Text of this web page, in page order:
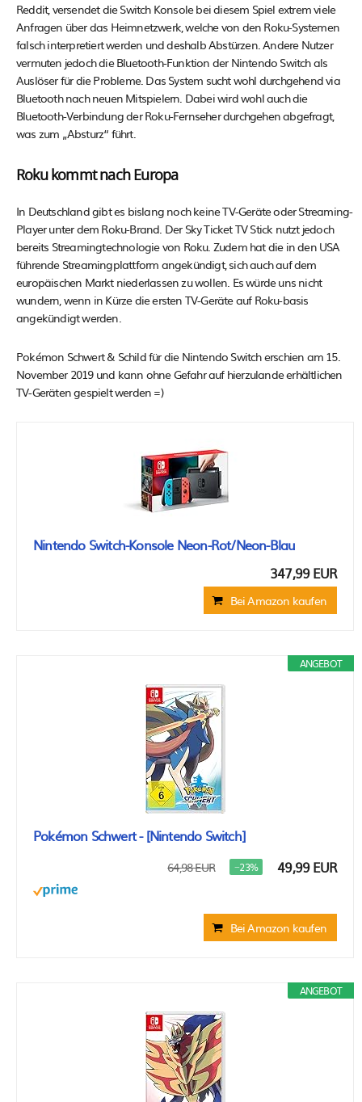
Reddit, versendet die Switch Konsole bei diesem Spiel extrem viele
Anfragen über das Heimnetzwerk, welche von den Roku-Systemen
falsch interpretiert werden und deshalb Abstürzen. Andere Nutzer
vermuten jedoch die Bluetooth-Funktion der Nintendo Switch als
Auslöser für die Probleme. Das System sucht wohl durchgehend via
Bluetooth nach neuen Mitspielern. Dabei wird wohl auch die
Bluetooth-Verbindung der Roku-Fernseher durchgehen abgefragt,
was zum „Absturz“ führt.
Roku kommt nach Europa
In Deutschland gibt es bislang noch keine TV-Geräte oder Streaming-
Player unter dem Roku-Brand. Der Sky Ticket TV Stick nutzt jedoch
bereits Streamingtechnologie von Roku. Zudem hat die in den USA
führende Streamingplattform angekündigt, sich auch auf dem
europäischen Markt niederlassen zu wollen. Es würde uns nicht
wundern, wenn in Kürze die ersten TV-Geräte auf Roku-basis
angekündigt werden.
Pokémon Schwert & Schild für die Nintendo Switch erschien am 15.
November 2019 und kann ohne Gefahr auf hierzulande erhältlichen
TV-Geräten gespielt werden =)
Nintendo Switch-Konsole Neon-Rot/Neon-Blau
347,99 EUR
Bei Amazon kaufen
ANGEBOT
Pokémon Schwert - [Nintendo Switch]
64,98 EUR −23% 49,99 EUR
Bei Amazon kaufen
ANGEBOT